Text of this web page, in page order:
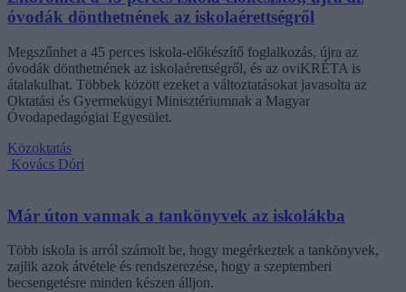
óvodák dönthetnének az iskolaérettségről
Megszűnhet a 45 perces iskola-előkészítő foglalkozás, újra az
óvodák dönthetnének az iskolaérettségről, és az oviKRÉTA is
átalakulhat. Többek között ezeket a változtatásokat javasolta az
Oktatási és Gyermekügyi Minisztériumnak a Magyar
Óvodapedagógiai Egyesület.
Közoktatás
Kovács Dóri
Már úton vannak a tankönyvek az iskolákba
Több iskola is arról számolt be, hogy megérkeztek a tankönyvek,
zajlik azok átvétele és rendszerezése, hogy a szeptemberi
becsengetésre minden készen álljon.